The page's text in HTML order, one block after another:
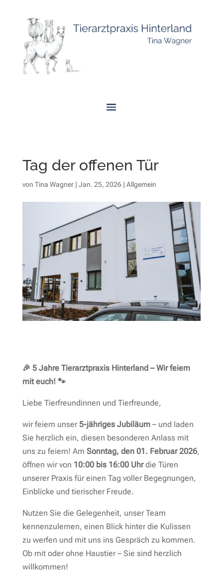
Tag der offenen Tür
von Tina Wagner| Jan. 25, 2026| Allgemein
🎉 5 Jahre Tierarztpraxis Hinterland – Wir feiern
mit euch! 🐾
Liebe Tierfreundinnen und Tierfreunde,
wir feiern unser 5-jähriges Jubiläum– und laden
Sie herzlich ein, diesen besonderen Anlass mit
uns zu feiern! Am Sonntag, den 01. Februar 2026,
öffnen wir von 10:00 bis 16:00 Uhrdie Türen
unserer Praxis für einen Tag voller Begegnungen,
Einblicke und tierischer Freude.
Nutzen Sie die Gelegenheit, unser Team
kennenzulernen, einen Blick hinter die Kulissen
zu werfen und mit uns ins Gespräch zu kommen.
Ob mit oder ohne Haustier – Sie sind herzlich
willkommen!